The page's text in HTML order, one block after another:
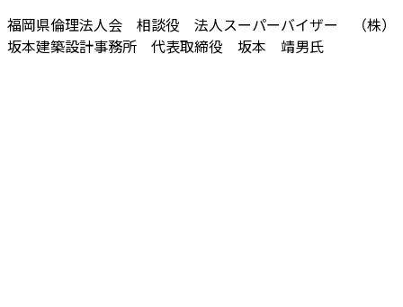
福岡県倫理法人会 相談役 法人スーパーバイザー （株）
坂本建築設計事務所 代表取締役 坂本 靖男氏